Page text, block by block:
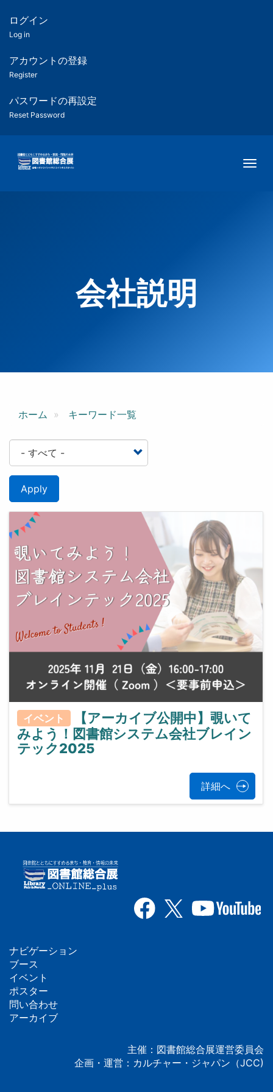
ツ
匿
名
ユ
ー
ー
用
メ
ログイン
Log in
アカウントの登録
Register
パスワードの再設定
Reset Password
会社説明
ホーム キーワード一覧
Apply
イベント
【アーカイブ公開中】覗いて
みよう！図書館システム会社ブレイン
テック2025
詳細へ
フ
ッ
タ
ナビゲーション
ブース
イベント
ポスター
問い合わせ
アーカイブ
主催：図書館総合展運営委員会
企画・運営：カルチャー・ジャパン（JCC)